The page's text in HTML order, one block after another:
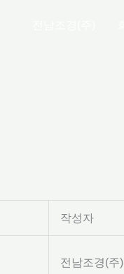
작성자
전남조경(주)